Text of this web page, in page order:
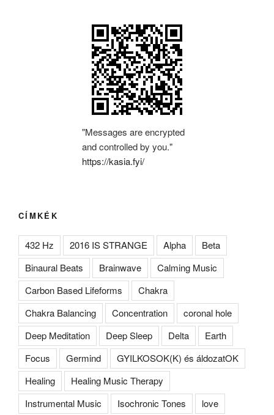
"Messages are encrypted
and controlled by you."
https://kasia.fyi/
CÍMKÉK
432 Hz 2016 IS STRANGE Alpha
Beta
Binaural Beats
Brainwave
Calming Music
Carbon Based Lifeforms
Chakra
Chakra Balancing
Concentration
coronal hole
Deep Meditation
Deep Sleep Delta
Earth
Focus
Germind
GYILKOSOK(K) és áldozatOK
Healing
Healing Music Therapy
Instrumental Music
Isochronic Tones love